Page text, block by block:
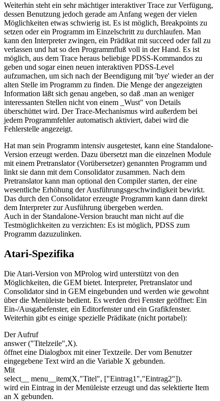
Weiterhin steht ein sehr mächtiger interaktiver Trace zur Verfügung,
dessen Benutzung jedoch gerade am Anfang wegen der vielen
Möglichkeiten etwas schwierig ist. Es ist möglich, Breakpoints zu
setzen oder ein Programm im Einzelschritt zu durchlaufen. Man
kann den Interpreter zwingen, ein Prädikat mit succeed oder fall zu
verlassen und hat so den Programmfluß voll in der Hand. Es ist
möglich, aus dem Trace heraus beliebige PDSS-Kommandos zu
geben und sogar einen neuen interaktiven PDSS-Level
aufzumachen, um sich nach der Beendigung mit 'bye' wieder an der
alten Stelle im Programm zu finden. Die Menge der angezeigten
Information läßt sich genau angeben, so daß .man an weniger
interessanten Stellen nicht von einem _Wust" von Details
überschüttet wird. Der Trace-Mechanismus wird außerdem bei
jedem Programmfehler automatisch aktiviert, dabei wird die
Fehlerstelle angezeigt.
Hat man sein Programm intensiv ausgetestet, kann eine Standalone-
Version erzeugt werden. Dazu übersetzt man die einzelnen Module
mit einem Pretranslator (Vorübersetzer) genannten Programm und
linkt sie dann mit dem Consolidator zusammen. Nach dem
Pretranslator kann man optional den Compiler starten, der eine
wesentliche Erhöhung der Ausführungsgeschwindigkeit bewirkt.
Das durch den Consolidator erzeugte Programm kann dann direkt
dem Interpreter zur Ausführung übergeben werden.
Auch in der Standalone-Version braucht man nicht auf die
Testmöglichkeiten zu verzichten: Es ist möglich, PDSS zum
Programm dazuzulinken.
Atari-Spezifika
Die Atari-Version von MProlog wird unterstützt von den
Möglichkeiten, die GEM bietet. Interpreter, Pretranslator und
Consolidator sind in GEM eingebunden und werden wie gewohnt
über die Menüleiste bedient. Es werden drei Fenster geöffnet: Ein
Ein-/Ausgabefenster, ein Editorfenster und ein Grafikfenster.
Weiterhin gibt es einige spezielle Prädikate (nicht portabel):
Der Aufruf
answer ("Titelzeile",X).
öffnet eine Dialogbox mit einer Textzeile. Der vom Benutzer
eingegebene Text wird an die Variable X gebunden.
Mit
select__ menu__item(X,"Titel", ["Eintrag1","Eintrag2"]).
wird ein Eintrag in der Menüleiste erzeugt und das selektierte Item
an X gebunden.